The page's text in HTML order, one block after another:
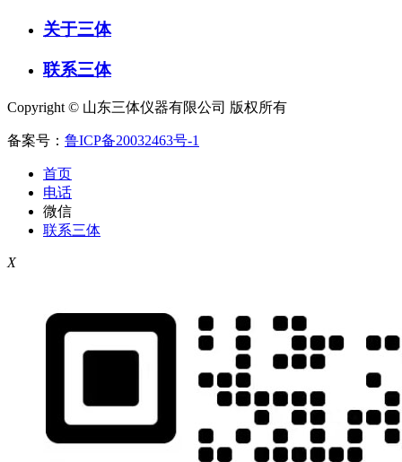
关于三体
联系三体
Copyright © 山东三体仪器有限公司 版权所有
备案号： 鲁ICP备20032463号-1
首页
电话
微信
联系三体
X